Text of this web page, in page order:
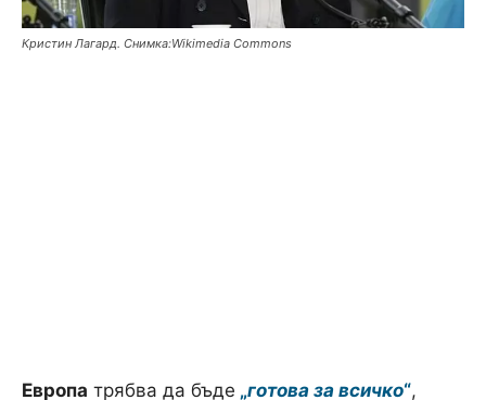
Кристин Лагард. Снимка:Wikimedia Commons
Европа трябва да бъде „готова за всичко“,